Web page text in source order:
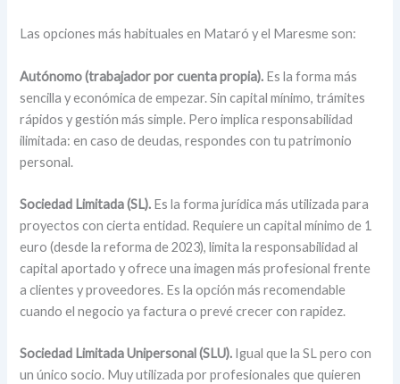
Las opciones más habituales en Mataró y el Maresme son:
Autónomo (trabajador por cuenta propia). Es la forma más
sencilla y económica de empezar. Sin capital mínimo, trámites
rápidos y gestión más simple. Pero implica responsabilidad
ilimitada: en caso de deudas, respondes con tu patrimonio
personal.
Sociedad Limitada (SL). Es la forma jurídica más utilizada para
proyectos con cierta entidad. Requiere un capital mínimo de 1
euro (desde la reforma de 2023), limita la responsabilidad al
capital aportado y ofrece una imagen más profesional frente
a clientes y proveedores. Es la opción más recomendable
cuando el negocio ya factura o prevé crecer con rapidez.
Sociedad Limitada Unipersonal (SLU). Igual que la SL pero con
un único socio. Muy utilizada por profesionales que quieren